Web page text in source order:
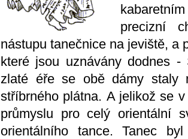
precizní
nástupu tanečnice na jeviště, a
které jsou uznávány dodnes
zlaté éře se obě dámy staly
stříbrného plátna. A jelikož se
průmyslu pro celý orientální
orientálního tance. Tanec